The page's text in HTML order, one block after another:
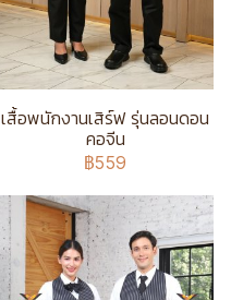
เสื้อพนักงานเสิร์ฟ รุ่นลอนดอน
คอจีน
฿559